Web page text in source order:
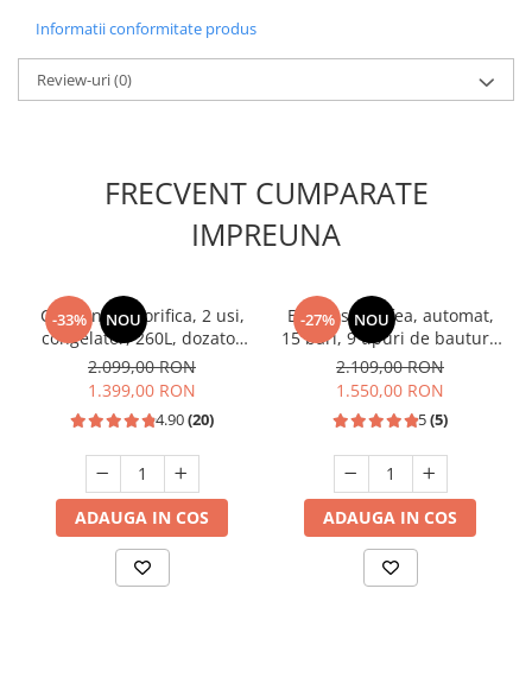
Informatii conformitate produs
Review-uri(0)
FRECVENT CUMPARATE
IMPREUNA
-33% NOU
Combina frigorifica, 2 usi,
congelator, 260L, dozator
de apa, Inox, SAMUS
2.099,00 RON
1.399,00 RON
4.90(20)
ADAUGA IN COS
-27% NOU
Espressor cafea, automat,
15 bari, 9 tipuri de bauturi,
rezervor lapte, putere
1350W, SAMUS
2.109,00 RON
1.550,00 RON
5(5)
ADAUGA IN COS